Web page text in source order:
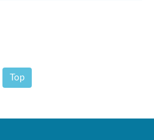
Top